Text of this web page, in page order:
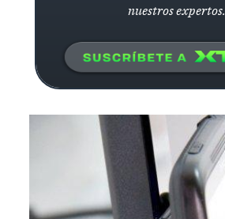
nuestros expertos.